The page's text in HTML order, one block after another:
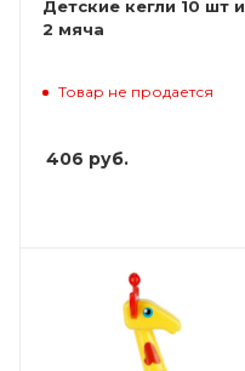
Детские кегли 10 шт и
2 мяча
Товар не продается
406 руб.